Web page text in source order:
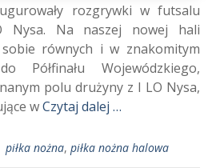
rozgrywki w futsalu
Nysa. Na naszej nowej hali
sobie równych i w znakomitym
Półfinału Wojewódzkiego,
polu drużyny z I LO Nysa,
wCzytaj dalej …
piłka nożna, piłka nożna halowa